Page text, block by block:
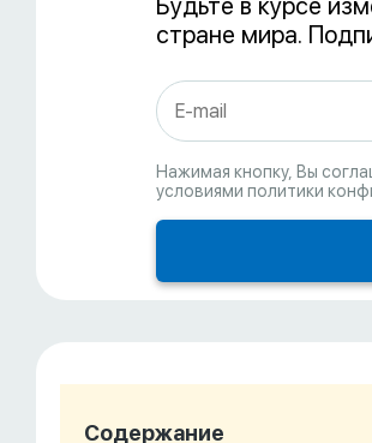
стране мира.
Нажимая кнопку, Вы
условиями политики
Содержание